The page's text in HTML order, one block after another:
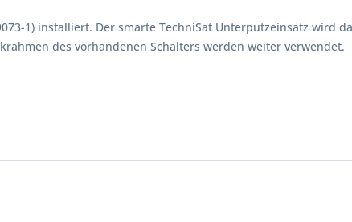
1) installiert. Der smarte TechniSat Unterputzeinsatz wird
des vorhandenen Schalters werden weiter verwendet.